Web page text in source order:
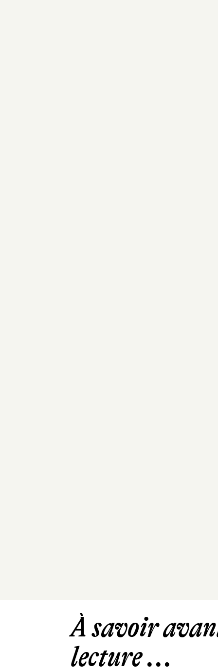
À savoir
lecture ...